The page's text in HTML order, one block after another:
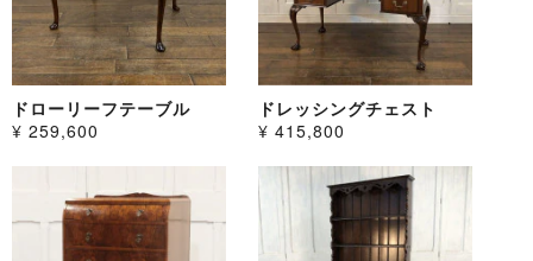
ドローリーフテーブル
¥ 259,600
ドレッシングチェスト
¥ 415,800